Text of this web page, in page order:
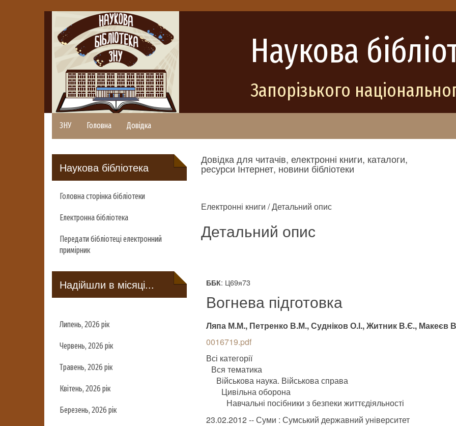
Наукова
Запорізького
ЗНУ Головна Довідка
Наукова бібліотека
Головна сторінка бібліотеки
Електронна бібліотека
Передати бібліотеці електронний
примірник
Надійшли в місяці...
Липень, 2026 рік
Червень, 2026 рік
Травень, 2026 рік
Квітень, 2026 рік
Березень, 2026 рік
Довідка для читачів, електронні книги, каталоги,
ресурси Інтернет, новини бібліотеки
Електронні книги / Детальний опис
Детальний опис
ББК: Ц69я73
Вогнева підготовка
Ляпа М.М., Петренко В.М., Судніков О.І., Житник В.Є., Макеєв
0016719.pdf
Всі категорії
Вся тематика
Військова наука. Військова справа
Цивільна оборона
Навчальні посібники з безпеки життєдіяльності
23.02.2012 -- Суми : Сумський державний університет